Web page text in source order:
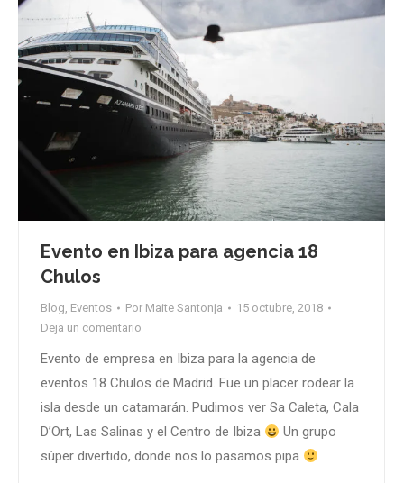
Evento en Ibiza para agencia 18
Chulos
Blog, Eventos Por Maite Santonja
15 octubre, 2018
Deja un comentario
Evento de empresa en Ibiza para la agencia de
eventos 18 Chulos de Madrid. Fue un placer rodear la
isla desde un catamarán. Pudimos ver Sa Caleta, Cala
D’Ort, Las Salinas y el Centro de Ibiza
Un grupo
súper divertido, donde nos lo pasamos pipa